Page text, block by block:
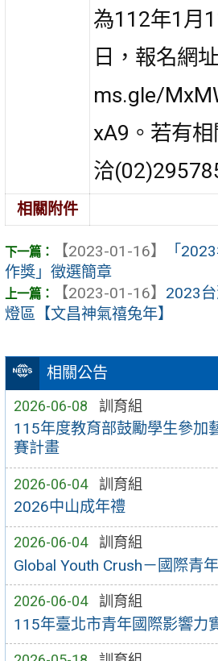
相關公告
2026-06-08 訓育組
115年度教育部鼓勵學生參加
賽計畫
2026-06-04 訓育組
2026中山成年禮
2026-06-04 訓育組
Global Youth Crush－國際青
2026-06-04 訓育組
115年臺北市青年國際影響力
為112年1月
日，報名網
ms.gle/
xA9。若有
洽
相關附件
【2023-01-16】
「
作獎」徵選簡章
【2023-01-16】 2023
燈區【文昌神氣禧兔年】